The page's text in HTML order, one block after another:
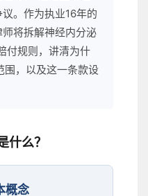
。作为执业16年的
师将拆解神经内分泌
付规则，讲清为什
围，以及这一条款设
什么？
概念